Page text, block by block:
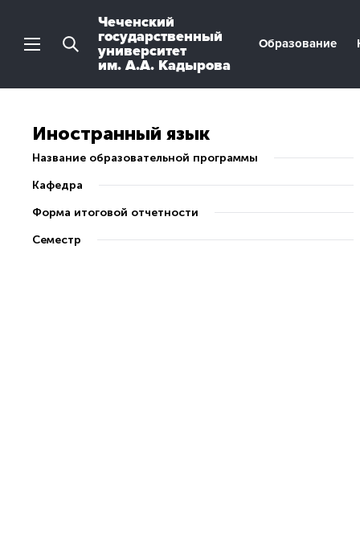
Чеченский
государственный
университет
им. А.А. Кадырова
Образование
Иностранный язык
Название образовательной программы
Кафедра
Форма итоговой отчетности
Семестр